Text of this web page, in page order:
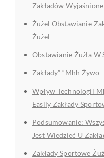
Zakładów
Żużel Obstawianie
Żużel
Obstawianie Żużla W
Zakłady” “Mhh
Wpływ Technologii
Easily Zakłady
Podsumowanie:
Jest Wiedzieć U
Zakłady Sportowe